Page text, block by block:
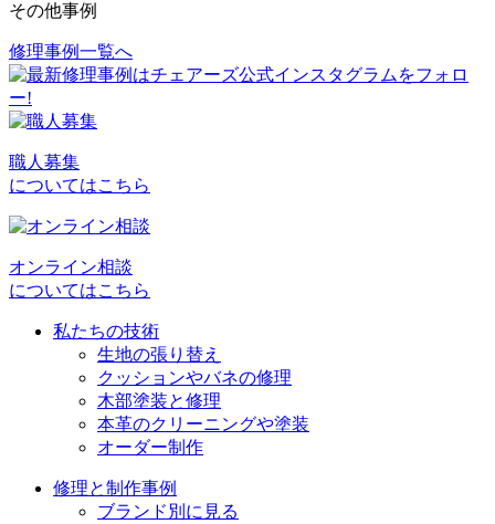
その他事例
投
稿
ナ
ビ
ゲ
ー
シ
ョ
修理事例一覧へ
職人募集
についてはこちら
オンライン相談
についてはこちら
私たちの技術
生地の張り替え
クッションやバネの修理
木部塗装と修理
本革のクリーニングや塗装
オーダー制作
修理と制作事例
ブランド別に見る